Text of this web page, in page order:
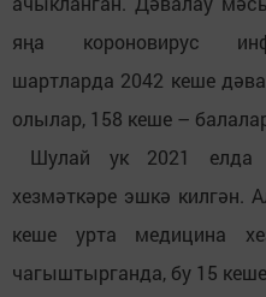
яңа короновирус
шартларда 2042 кеше
олылар, 158 кеше –
Шулай ук 2021 елда
хезмәткәре эшкә килгән.
кеше урта медицина
чагыштырганда, бу 15